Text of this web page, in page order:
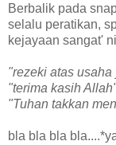
Berbalik pada
selalu peratikan,
kejayaan sangat'
"rezeki atas
"terima kasih
"Tuhan takkan
bla bla bla